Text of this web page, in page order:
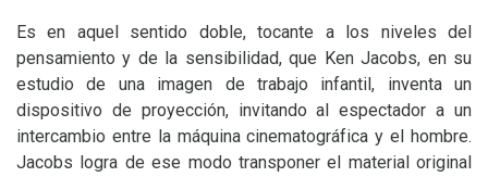
Es en aquel sentido doble, tocante a los niveles del
pensamiento y de la sensibilidad, que Ken Jacobs, en su
estudio de una imagen de trabajo infantil, inventa un
dispositivo de proyección, invitando al espectador a un
intercambio entre la máquina cinematográfica y el hombre.
Jacobs logra de ese modo transponer el material original